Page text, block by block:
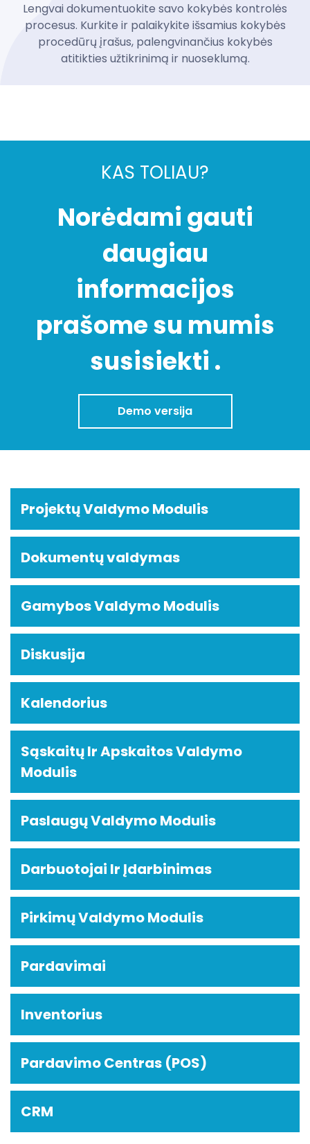
Lengvai dokumentuokite savo kokybės kontrolės
procesus. Kurkite ir palaikykite išsamius kokybės
procedūrų įrašus, palengvinančius kokybės
atitikties užtikrinimą ir nuoseklumą.
KAS TOLIAU?
Norėdami gauti
daugiau
informacijos
prašome su mumis
susisiekti .
Demo versija
Projektų Valdymo Modulis
Dokumentų valdymas
Gamybos Valdymo Modulis
Diskusija
Kalendorius
Sąskaitų Ir Apskaitos Valdymo
Modulis
Paslaugų Valdymo Modulis
Darbuotojai Ir Įdarbinimas
Pirkimų Valdymo Modulis
Pardavimai
Inventorius
Pardavimo Centras (POS)
CRM